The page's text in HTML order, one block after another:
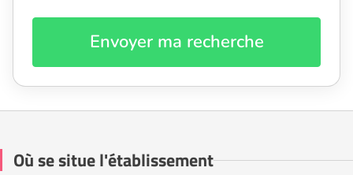
Envoyer ma recherche
Où se situe l'établissement